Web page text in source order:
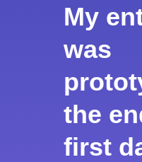
My
was
the
first